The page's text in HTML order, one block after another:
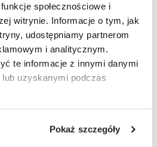
społecznościowe i
witrynie. Informacje o tym, jak
udostępniamy partnerom
i analitycznym.
te informacje z innymi danymi
uzyskanymi podczas
Pokaż szczegóły